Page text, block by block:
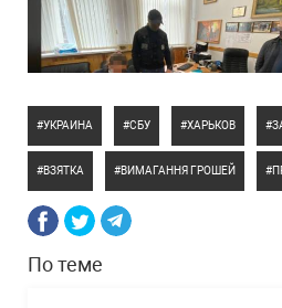
УКРАИНА СБУ ХАРЬКОВ
ВЗЯТКА ВИМАГАННЯ ГРОШЕЙ
По теме